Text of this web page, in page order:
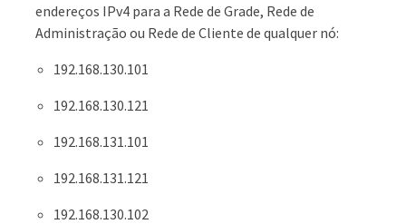
endereços IPv4 para a Rede de Grade, Rede de
Administração ou Rede de Cliente de qualquer nó:
192.168.130.101
192.168.130.121
192.168.131.101
192.168.131.121
192.168.130.102